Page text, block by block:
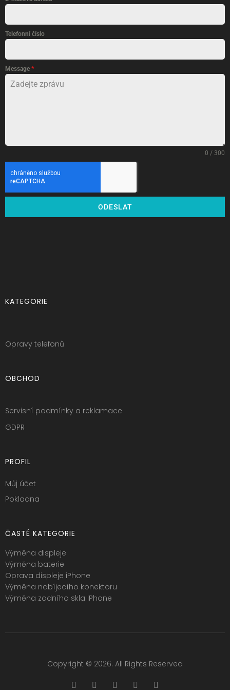
Telefonní číslo
Message *
0 / 300
ODESLAT
KATEGORIE
Opravy telefonů
OBCHOD
Servisní podmínky a reklamace
GDPR
PROFIL
Můj účet
Pokladna
ČASTÉ KATEGORIE
Výměna displeje
Výměna baterie
Oprava displeje iPhone
Výměna nabíjecího konektoru
Výměna zadního skla iPhone
Copyright © 2026. All Rights Reserved